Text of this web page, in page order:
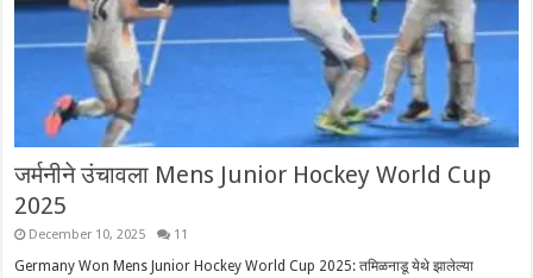
जर्मनीने उंचावला Mens Junior Hockey World Cup
2025
December 10, 2025 11
Germany Won Mens Junior Hockey World Cup 2025: तमिळनाडू येथे झालेल्या